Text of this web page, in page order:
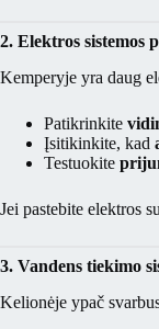
2. Elektros sistemos
Kemperyje yra daug
Patikrinkite
Įsitikinkite, kad
Testuokite
Jei pastebite elektros
3. Vandens tiekimo
Kelionėje ypač